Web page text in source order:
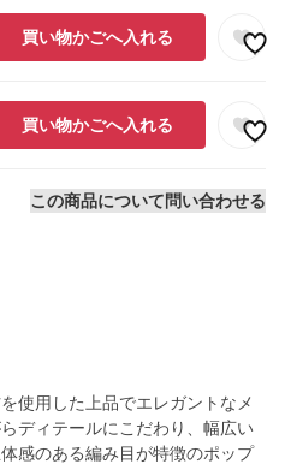
買い物かごへ入れる
買い物かごへ入れる
この商品について問い合わせる
使用した上品でエレガントなメ
ディテールにこだわり、幅広い
感のある編み目が特徴のポップ